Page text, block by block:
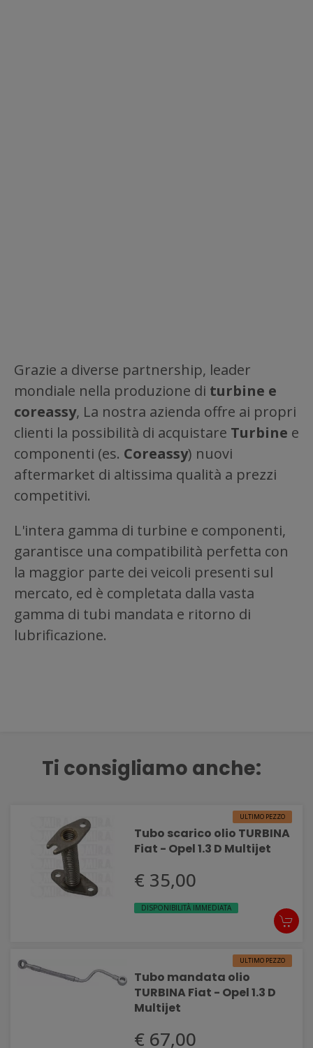
Grazie a diverse partnership, leader
mondiale nella produzione di turbine e
coreassy, La nostra azienda offre ai propri
clienti la possibilità di acquistare Turbine e
componenti (es. Coreassy) nuovi
aftermarket di altissima qualità a prezzi
competitivi.
L'intera gamma di turbine e componenti,
garantisce una compatibilità perfetta con
la maggior parte dei veicoli presenti sul
mercato, ed è completata dalla vasta
gamma di tubi mandata e ritorno di
lubrificazione.
Ti consigliamo anche:
ULTIMO PEZZO
Tubo scarico olio TURBINA
Fiat - Opel 1.3 D Multijet
€ 35,00
DISPONIBILITÀ IMMEDIATA
ULTIMO PEZZO
Tubo mandata olio
TURBINA Fiat - Opel 1.3 D
Multijet
€ 67,00